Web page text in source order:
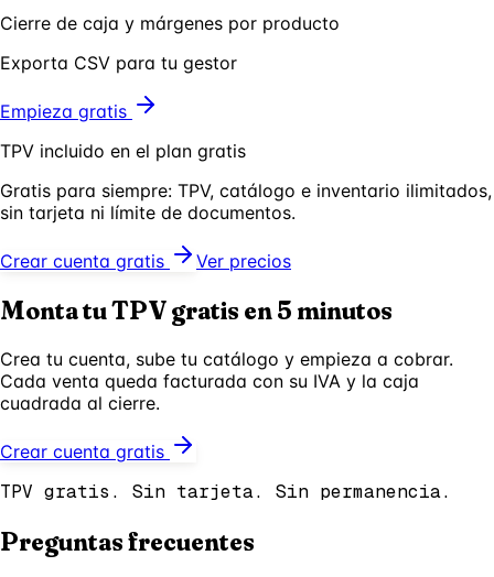
Cierre de caja y márgenes por producto
Exporta CSV para tu gestor
Empieza gratis
TPV incluido en el plan gratis
Gratis para siempre: TPV, catálogo e inventario ilimitados,
sin tarjeta ni límite de documentos.
Crear cuenta gratis Ver precios
Monta tu TPV gratis en 5 minutos
Crea tu cuenta, sube tu catálogo y empieza a cobrar.
Cada venta queda facturada con su IVA y la caja
cuadrada al cierre.
Crear cuenta gratis
TPV gratis. Sin tarjeta. Sin permanencia.
Preguntas frecuentes